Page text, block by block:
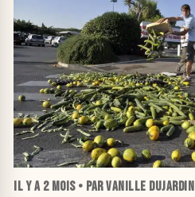
IL Y A 2 MOIS• PAR VANILLE DUJARDIN